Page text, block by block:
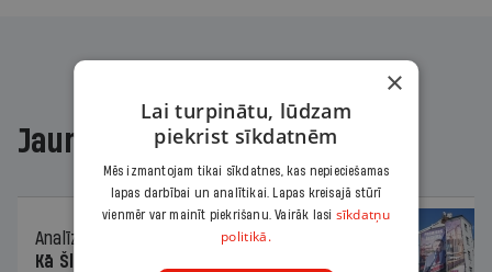
Jaunākajā žurnālā
Analīze
Kā Šlesera partija palika nesodīta par
×
Lai turpinātu, lūdzam
piekrist sīkdatnēm
Mēs izmantojam tikai sīkdatnes, kas nepieciešamas
lapas darbībai un analītikai. Lapas kreisajā stūrī
vienmēr var mainīt piekrišanu. Vairāk lasi sīkdatņu
politikā.